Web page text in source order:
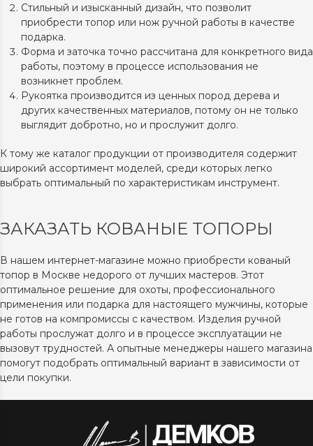
Стильный и изысканный дизайн, что позволит
приобрести топор или нож ручной работы в качестве
подарка.
Форма и заточка точно рассчитана для конкретного вида
работы, поэтому в процессе использования не
возникнет проблем.
Рукоятка производится из ценных пород дерева и
других качественных материалов, потому он не только
выглядит добротно, но и прослужит долго.
К тому же каталог продукции от производителя содержит
широкий ассортимент моделей, среди которых легко
выбрать оптимальный по характеристикам инструмент.
ЗАКАЗАТЬ КОВАНЫЕ ТОПОРЫ
В нашем интернет-магазине можно приобрести кованый
топор в Москве недорого от лучших мастеров. Этот
оптимальное решение для охоты, профессионального
применения или подарка для настоящего мужчины, которые
не готов на компромиссы с качеством. Изделия ручной
работы прослужат долго и в процессе эксплуатации не
вызовут трудностей. А опытные менеджеры нашего магазина
помогут подобрать оптимальный вариант в зависимости от
цели покупки.